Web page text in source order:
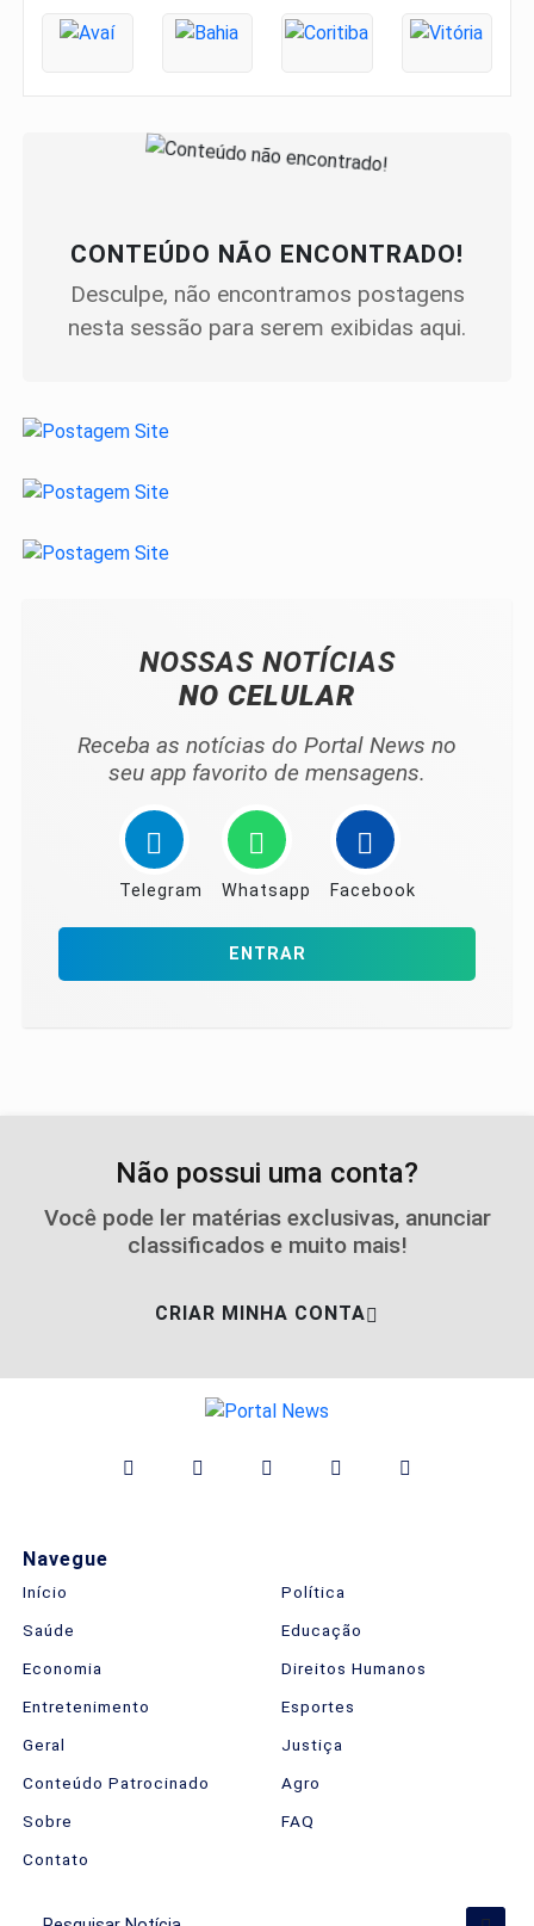
CONTEÚDO NÃO ENCONTRADO!
Desculpe, não encontramos postagens
nesta sessão para serem exibidas aqui.
NOSSAS NOTÍCIAS
NO CELULAR
Receba as notícias do Portal News no
seu app favorito de mensagens.
Telegram Whatsapp Facebook
ENTRAR
Não possui uma conta?
Você pode ler matérias exclusivas, anunciar
classificados e muito mais!
CRIAR MINHA CONTA
Navegue
Início
Política
Saúde
Educação
Economia
Direitos Humanos
Entretenimento
Esportes
Geral
Justiça
Conteúdo Patrocinado
Agro
Sobre
FAQ
Contato